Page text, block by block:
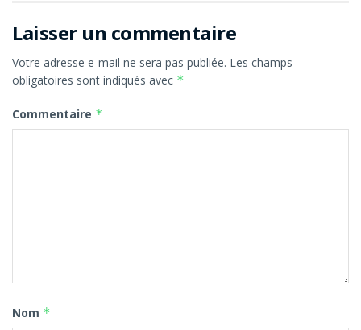
Laisser un commentaire
Votre adresse e-mail ne sera pas publiée. Les champs
obligatoires sont indiqués avec *
Commentaire *
Nom *